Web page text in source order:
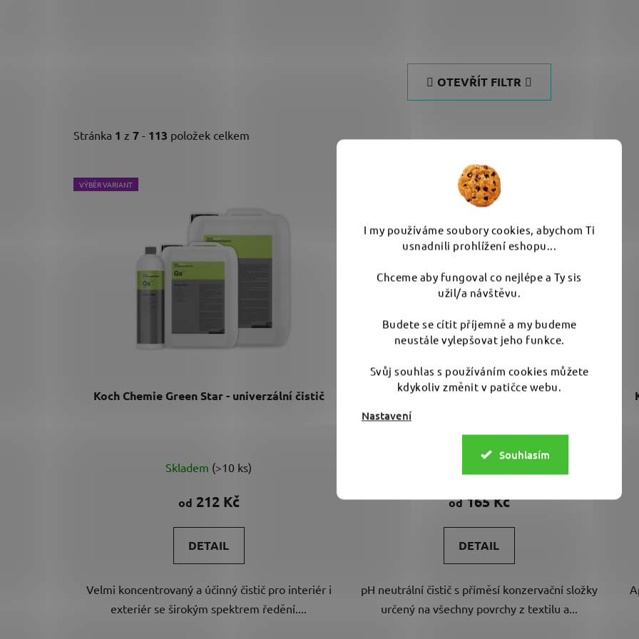
I my používáme soubory cookies, abychom Ti
usnadnili prohlížení eshopu...
Chceme aby fungoval co nejlépe a Ty sis
užil/a návštěvu.
Budete se cítit příjemně a my budeme
neustále vylepšovat jeho funkce.
Svůj souhlas s používáním cookies můžete
kdykoliv změnit v patičce webu.
Nastavení
Souhlasím
OTEVŘÍT FILTR
Stránka 1 z 7 - 113 položek celkem
V
ý
VÝBĚR VARIANT
Koch Chemie Green Star - univerzální čistič
hodnocení
produktu
4,8
z
hvězdiček.
Skladem (>10 ks)
od 212 Kč
DETAIL
Velmi koncentrovaný a účinný čistič pro interiér i
exteriér se širokým spektrem ředění....
Koch Chemie Pol Star - čistič kůže, textílie,
Průměrné
hodnocení
5,0
z
hvězdiček.
od165 Kč
DETAIL
pH neutrální čistič s příměsí konzervační složky
určený na všechny povrchy z textilu a...